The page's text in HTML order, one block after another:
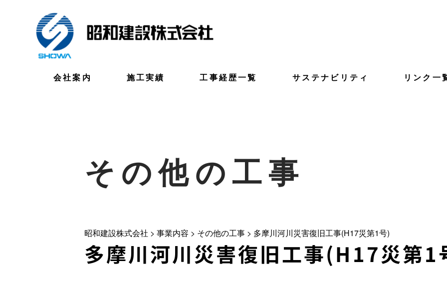
会社案内 施工実績 工事経歴一覧 サステナビリティ リンク一
その他の工事
昭和建設株式会社 > 事業内容 > その他の工事 > 多摩川河川災害復旧工事(H17災第1号)
多摩川河川災害復旧工事(H17災第1